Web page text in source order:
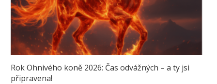
Rok Ohnivého koně 2026: Čas odvážných – a ty jsi
připravena!